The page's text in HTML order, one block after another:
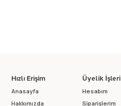
Hızlı Erişim
Anasayfa
Hakkımızda
Üyelik İşleri
Hesabım
Siparişlerim